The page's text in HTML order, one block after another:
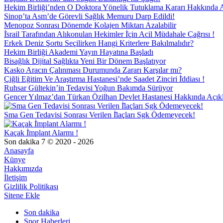
Hekim Birliği’nden O Doktora Yönelik Tutuklama Kararı Hakkında
Sinop’ta Asm’de Görevli Sağlık Memuru Darp Edildi!
Menopoz Sonrası Dönemde Kolajen Miktarı Azalabilir
İ̇srail Tarafından Alıkonulan Hekimler İ̇çin Acil Müdahale Çağrısı !
Erkek Deniz Şortu Seçilirken Hangi Kriterlere Bakılmalıdır?
Hekim Birliği Akademi Yayın Hayatına Başladı
Bisağlık Dijital Sağlıkta Yeni Bir Dönem Başlatıyor
Kasko Aracın Çalınması Durumunda Zararı Karşılar mı?
Çiğli Eğitim Ve Araştırma Hastanesi’nde Saadet Zinciri İ̇ddiası !
Ruhsar Gültekin’in Tedavisi Yoğun Bakımda Sürüyor
Gencer Yılmaz’dan Türkan Özilhan Devlet Hastanesi Hakkında
Sma Gen Tedavisi Sonrası Verilen İ̇laçları Sgk Ödemeyecek!
Kaçak İ̇mplant Alarmı !
Son dakika 7 © 2020 - 2026
Anasayfa
Künye
Hakkımızda
İletişim
Gizlilik Politikası
Sitene Ekle
Son dakika
Spor Haberleri